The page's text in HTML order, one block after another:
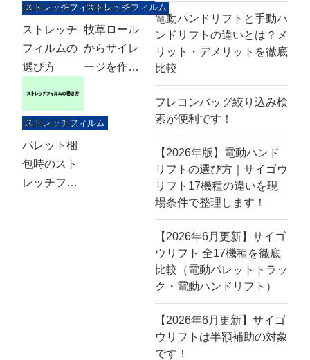
ストレッチフィルム
2024.10.31
ストレッチ
フィルムの
選び方
ストレッチフィルム
2024.10.31
牧草ロール
からサイレ
ージを作る
ストレッチフィルム
2024.10.30
パレット梱
包時のスト
レッチフィ
電動ハンドリフトと手動ハ
ンドリフトの違いとは？メ
リット・デメリットを徹底
比較
フレコンバッグ絞り込み検
索が便利です！
【2026年版】電動ハンド
リフトの選び方｜サイゴウ
リフト17機種の違いを現
場条件で整理します！
【2026年6月更新】サイゴ
ウリフト 全17機種を徹底
比較（電動パレットトラッ
ク・電動ハンドリフト）
【2026年6月更新】サイゴ
ウリフトは半額補助の対象
です！
フレコンバッグ絞り込み検索
搬入口
排出口